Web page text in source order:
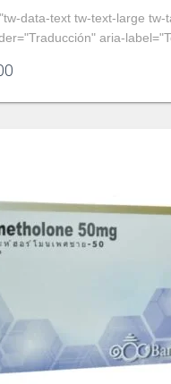
data-text tw-text-large tw-
aria-